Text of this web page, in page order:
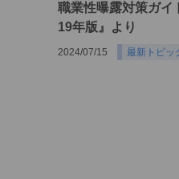
職業性曝露対策ガイ
19年版』より
2024/07/15 最新トピッ